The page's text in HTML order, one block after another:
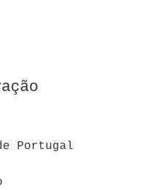
Portugal